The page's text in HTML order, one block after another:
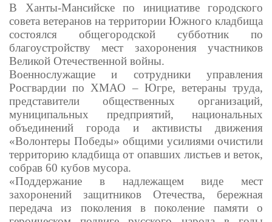
В Ханты-Мансийске по инициативе городского
совета ветеранов на территории Южного кладбища
состоялся общегородской субботник по
благоустройству мест захоронения участников
Великой Отечественной войны.
Военнослужащие и сотрудники управления
Росгвардии по ХМАО – Югре, ветераны труда,
представители общественных организаций,
муниципальных предприятий, национальных
объединений города и активисты движения
«Волонтеры Победы» общими усилиями очистили
территорию кладбища от опавших листьев и веток,
собрав 60 кубов мусора.
«Поддержание в надлежащем виде мест
захоронений защитников Отечества, бережная
передача из поколения в поколение памяти о